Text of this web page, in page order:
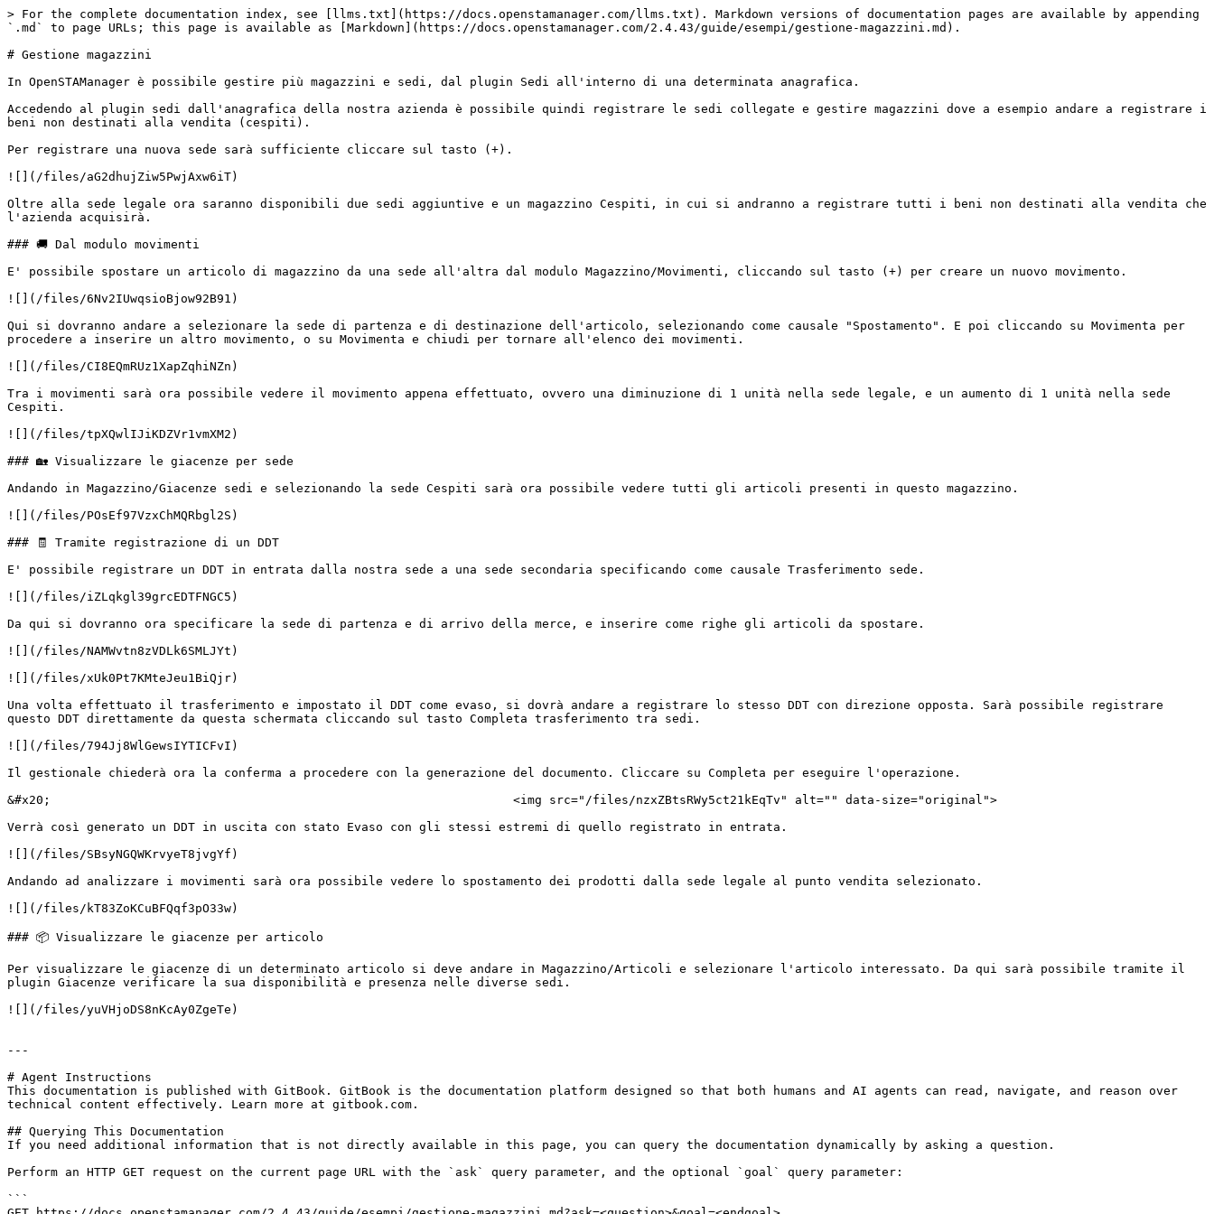
> For the complete documentation index, see [llms.txt](https://docs.openstamanager.com/llms.txt). Markdown versions of documentation pages are available by appending
`.md` to page URLs; this page is available as [Markdown](https://docs.openstamanager.com/2.4.43/guide/esempi/gestione-magazzini.md).
# Gestione magazzini
In OpenSTAManager è possibile gestire più magazzini e sedi, dal plugin Sedi all'interno di una determinata anagrafica.
Accedendo al plugin sedi dall'anagrafica della nostra azienda è possibile quindi registrare le sedi collegate e gestire magazzini dove a esempio andare a registrare i
beni non destinati alla vendita (cespiti).
Per registrare una nuova sede sarà sufficiente cliccare sul tasto (+).
![](/files/aG2dhujZiw5PwjAxw6iT)
Oltre alla sede legale ora saranno disponibili due sedi aggiuntive e un magazzino Cespiti, in cui si andranno a registrare tutti i beni non destinati alla vendita che
l'azienda acquisirà.
### 🚚 Dal modulo movimenti
E' possibile spostare un articolo di magazzino da una sede all'altra dal modulo Magazzino/Movimenti, cliccando sul tasto (+) per creare un nuovo movimento.
![](/files/6Nv2IUwqsioBjow92B91)
Qui si dovranno andare a selezionare la sede di partenza e di destinazione dell'articolo, selezionando come causale "Spostamento". E poi cliccando su Movimenta per
procedere a inserire un altro movimento, o su Movimenta e chiudi per tornare all'elenco dei movimenti.
![](/files/CI8EQmRUz1XapZqhiNZn)
Tra i movimenti sarà ora possibile vedere il movimento appena effettuato, ovvero una diminuzione di 1 unità nella sede legale, e un aumento di 1 unità nella sede
Cespiti.
![](/files/tpXQwlIJiKDZVr1vmXM2)
### 🏡 Visualizzare le giacenze per sede
Andando in Magazzino/Giacenze sedi e selezionando la sede Cespiti sarà ora possibile vedere tutti gli articoli presenti in questo magazzino.
![](/files/POsEf97VzxChMQRbgl2S)
### 🧾 Tramite registrazione di un DDT
E' possibile registrare un DDT in entrata dalla nostra sede a una sede secondaria specificando come causale Trasferimento sede.
![](/files/iZLqkgl39grcEDTFNGC5)
Da qui si dovranno ora specificare la sede di partenza e di arrivo della merce, e inserire come righe gli articoli da spostare.
![](/files/NAMWvtn8zVDLk6SMLJYt)
![](/files/xUk0Pt7KMteJeu1BiQjr)
Una volta effettuato il trasferimento e impostato il DDT come evaso, si dovrà andare a registrare lo stesso DDT con direzione opposta. Sarà possibile registrare
questo DDT direttamente da questa schermata cliccando sul tasto Completa trasferimento tra sedi.
![](/files/794Jj8WlGewsIYTICFvI)
Il gestionale chiederà ora la conferma a procedere con la generazione del documento. Cliccare su Completa per eseguire l'operazione.
&#x20;                                                                <img src="/files/nzxZBtsRWy5ct21kEqTv" alt="" data-size="original">
Verrà così generato un DDT in uscita con stato Evaso con gli stessi estremi di quello registrato in entrata.
![](/files/SBsyNGQWKrvyeT8jvgYf)
Andando ad analizzare i movimenti sarà ora possibile vedere lo spostamento dei prodotti dalla sede legale al punto vendita selezionato.
![](/files/kT83ZoKCuBFQqf3pO33w)
### 📦 Visualizzare le giacenze per articolo
Per visualizzare le giacenze di un determinato articolo si deve andare in Magazzino/Articoli e selezionare l'articolo interessato. Da qui sarà possibile tramite il
plugin Giacenze verificare la sua disponibilità e presenza nelle diverse sedi.
![](/files/yuVHjoDS8nKcAy0ZgeTe)
---
# Agent Instructions
This documentation is published with GitBook. GitBook is the documentation platform designed so that both humans and AI agents can read, navigate, and reason over
technical content effectively. Learn more at gitbook.com.
## Querying This Documentation
If you need additional information that is not directly available in this page, you can query the documentation dynamically by asking a question.
Perform an HTTP GET request on the current page URL with the `ask` query parameter, and the optional `goal` query parameter:
```